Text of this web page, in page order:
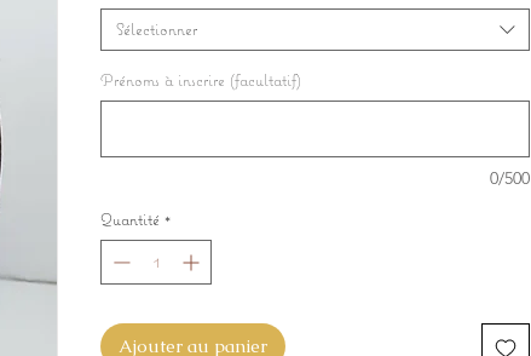
Sélectionner
Prénoms à inscrire (facultatif)
0/500
Quantité *
Ajouter au panier